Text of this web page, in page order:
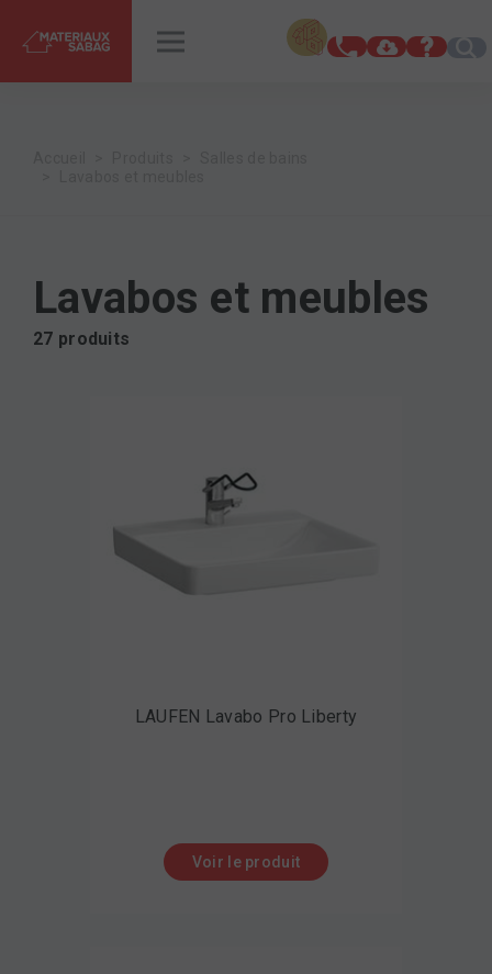
INSPIRATIONS RENDEZ-VOUS
Lavabos et meubles
27 produits
LAUFEN Lavabo Pro Liberty
Voir le produit